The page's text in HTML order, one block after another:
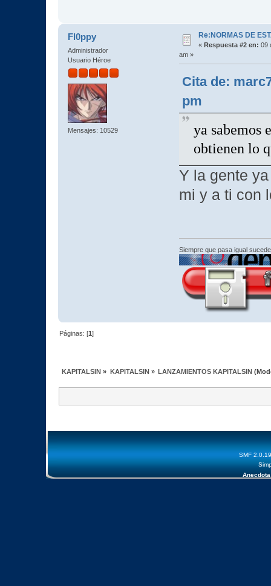
Fl0ppy
Administrador
Usuario Héroe
Mensajes: 10529
Re:NORMAS DE
« Respuesta #2 en: 09
am »
Cita de:
pm
ya sabemos
obtienen lo
Y la gente
mi y a ti con
Siempre que pasa igual
Páginas: [1]
KAPITALSIN » KAPITALSIN » LANZAMIENTOS KAPITALSIN
SMF 2.0.19
Anecdota